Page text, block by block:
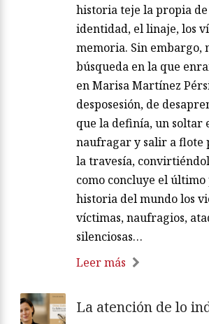
historia teje la propia de
identidad, el linaje, los
memoria. Sin embargo,
búsqueda en la que
en Marisa Martínez
desposesión, de
que la definía, un soltar
naufragar y salir a flote
la travesía,
como concluye el último
historia del mundo los
víctimas, naufragios,
silenciosas…
Leer más
La atención de lo